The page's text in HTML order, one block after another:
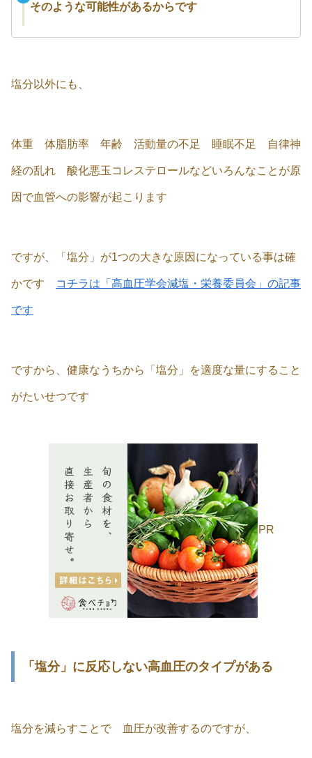
そのような可能性があるからです
塩分以外にも、
体重 体脂肪率 年齢 活動量の不足 睡眠不足 自律神
経の乱れ 酸化悪玉コレステロールなどいろんなことが原
因で血管への影響が起こります
ですが、「塩分」が1つの大きな原因になっている事は確
かです コチラは「高血圧学会減塩・栄養委員会」の記事
です
ですから、健康なうちから「塩分」を適度な量にすること
がたいせつです
PR
「塩分」に反応しない高血圧のタイプがある
塩分を減らすことで 血圧が改善するのですが、